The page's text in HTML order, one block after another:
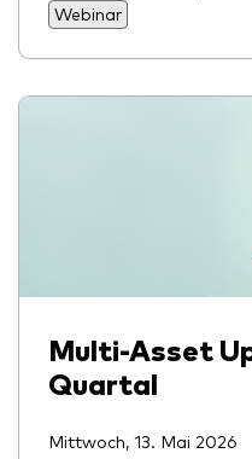
Webinar
Multi-Asset
Quartal
Mittwoch, 13. Mai 2026